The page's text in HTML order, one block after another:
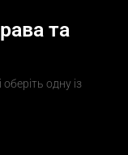
та
одну із